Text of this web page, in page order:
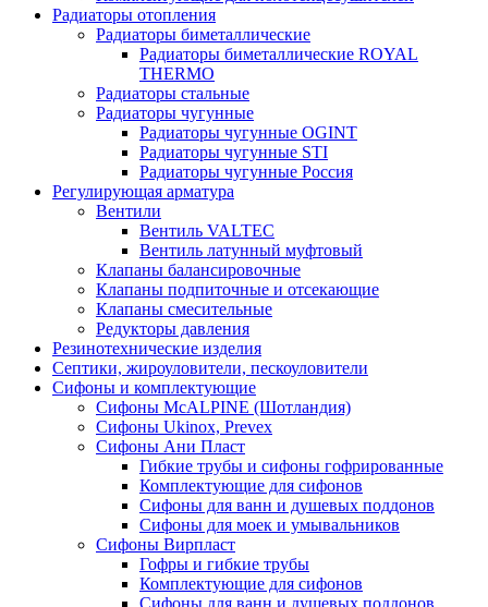
Радиаторы отопления
Радиаторы биметаллические
Радиаторы биметаллические ROYAL
THERMO
Радиаторы стальные
Радиаторы чугунные
Радиаторы чугунные OGINT
Радиаторы чугунные STI
Радиаторы чугунные Россия
Регулирующая арматура
Вентили
Вентиль VALTEC
Вентиль латунный муфтовый
Клапаны балансировочные
Клапаны подпиточные и отсекающие
Клапаны смесительные
Редукторы давления
Резинотехнические изделия
Септики, жироуловители, пескоуловители
Сифоны и комплектующие
Сифоны McALPINE (Шотландия)
Сифоны Ukinox, Prevex
Сифоны Ани Пласт
Гибкие трубы и сифоны гофрированные
Комплектующие для сифонов
Сифоны для ванн и душевых поддонов
Сифоны для моек и умывальников
Сифоны Вирпласт
Гофры и гибкие трубы
Комплектующие для сифонов
Сифоны для ванн и душевых поддонов